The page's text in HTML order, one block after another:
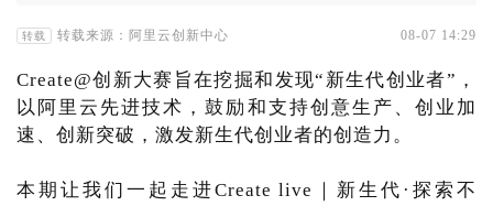
转载 转载来源：阿里云创新中心 08-07 14:29
Create@创新大赛旨在挖掘和发现“新生代创业者”，
以阿里云先进技术，鼓励和支持创意生产、创业加
速、创新突破，激发新生代创业者的创造力。
本期让我们一起走进Create live｜新生代·探索不